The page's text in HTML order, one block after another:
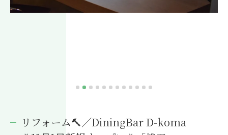
リフォーム🔨／DiningBar D-koma